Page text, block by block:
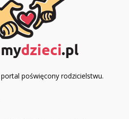
poświęcony rodzicielstwu.